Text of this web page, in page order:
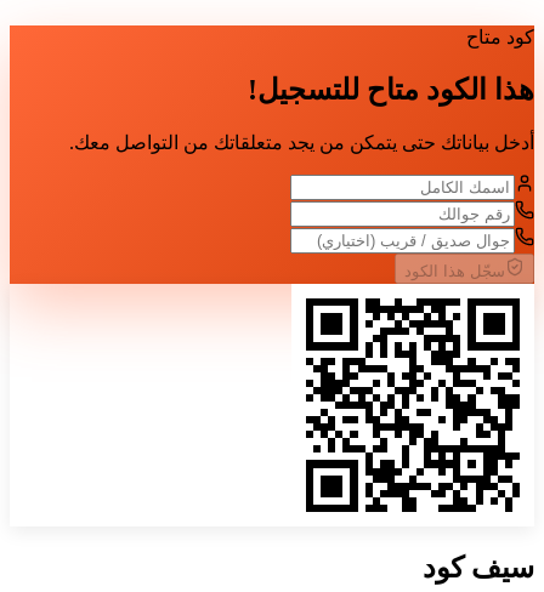
كود متاح
هذا الكود متاح للتسجيل!
أدخل بياناتك حتى يتمكن من يجد متعلقاتك من التواصل معك.
سجّل هذا الكود
سيفكود